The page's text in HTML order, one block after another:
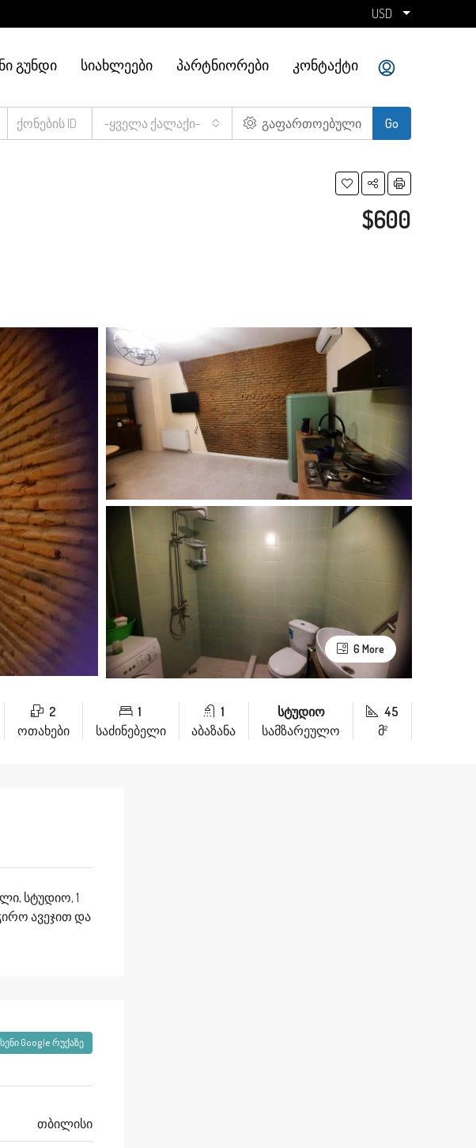
USD
ᲒᲣᲜᲓᲘ ᲡᲘᲐᲮᲚᲔᲔᲑᲘ ᲞᲐᲠᲢᲜᲘᲝᲠᲔᲑᲘ ᲙᲝᲜᲢᲐᲥᲢᲘ
-ყველა ქალაქი- გაფართოებული Go
$600
6 More
2
ოთახები
1
საძინებელი
1
აბაზანა
სტუდიო
სამზარეულო
45
მ²
სტუდიო, 1
ავეჯით და
Google რუქაზე
თბილისი